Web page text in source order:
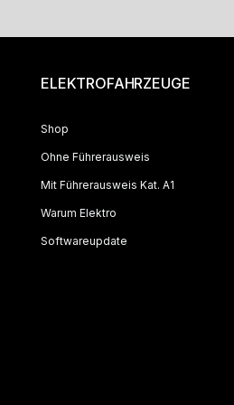
ELEKTROFAHRZEUGE
Shop
Ohne Führerausweis
Mit Führerausweis Kat. A1
Warum Elektro
Softwareupdate